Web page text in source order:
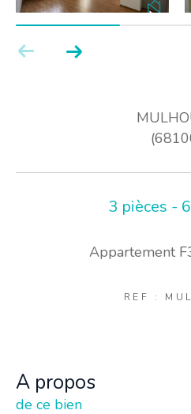
3 pièces -
Appartement
REF :
a propos
de ce bien